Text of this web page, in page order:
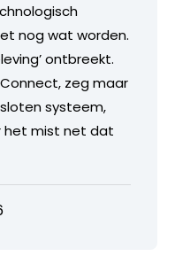
nog wat worden.
ontbreekt.
zeg maar
systeem,
het mist net dat